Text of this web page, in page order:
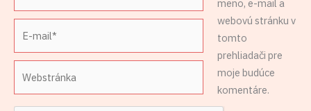
mail*
meno, e-mail a
webovú stránku v
tomto
prehliadači pre
moje budúce
komentáre.